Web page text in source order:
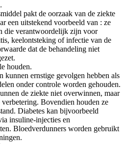
pakt de oorzaak van de ziekte
een uitstekend voorbeeld van : ze
die verantwoordelijk zijn voor
keelontsteking of infectie van de
dat de behandeling niet
houden.
kunnen ernstige gevolgen hebben als
onder controle worden gehouden.
de ziekte niet overwinnen, maar
Bovendien houden ze
Diabetes kan bijvoorbeeld
insuline-injecties en
Bloedverdunners worden gebruikt